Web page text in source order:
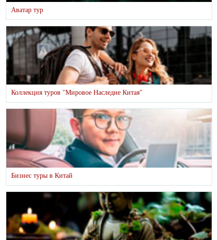
Аватар тур
Коллекция туров "Мировое Наследие Китая"
Бизнес туры в Китай